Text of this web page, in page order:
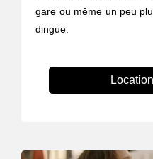
gare ou même un peu
dingue.